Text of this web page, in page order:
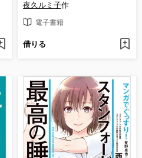
夜久ルミ子作
電子書籍
借りる